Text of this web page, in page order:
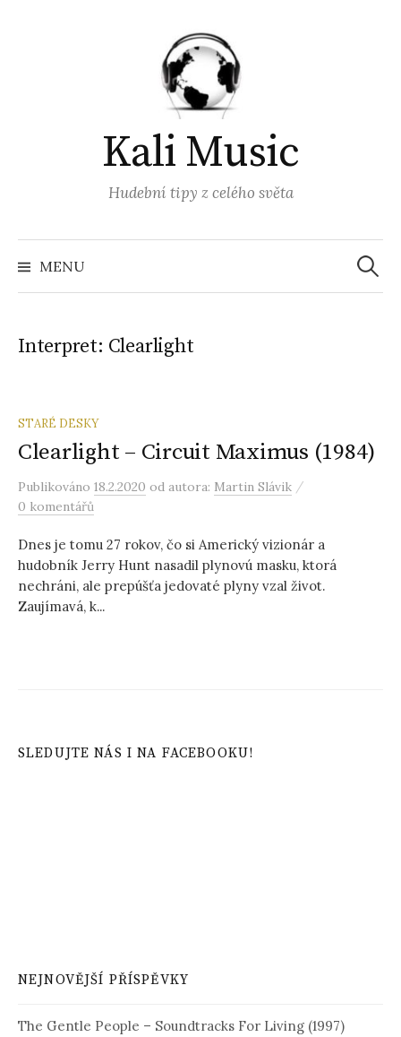
Kali Music
Hudební tipy z celého světa
MENU
Interpret: Clearlight
STARÉ DESKY
Clearlight – Circuit Maximus (1984)
Publikováno 18.2.2020 od autora: Martin Slávik /
0 komentářů
Dnes je tomu 27 rokov, čo si Americký vizionár a
hudobník Jerry Hunt nasadil plynovú masku, ktorá
nechráni, ale prepúšťa jedovaté plyny vzal život.
Zaujímavá, k...
SLEDUJTE NÁS I NA FACEBOOKU!
NEJNOVĚJŠÍ PŘÍSPĚVKY
The Gentle People – Soundtracks For Living (1997)